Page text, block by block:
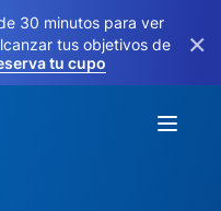
30 minutos para ver
tus objetivos de
tu cupo
×